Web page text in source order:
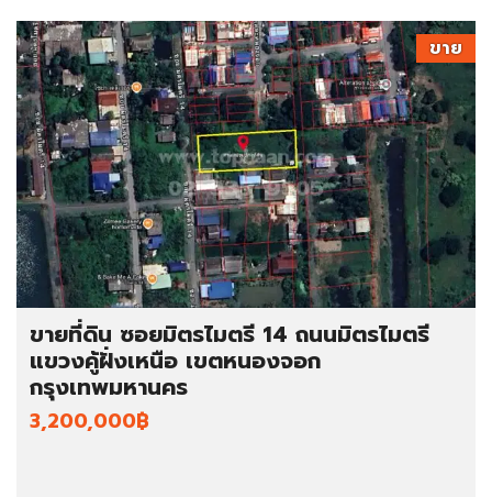
ขาย
ขายที่ดิน ซอยมิตรไมตรี 14 ถนนมิตรไมตรี
แขวงคู้ฝั่งเหนือ เขตหนองจอก
กรุงเทพมหานคร
3,200,000฿